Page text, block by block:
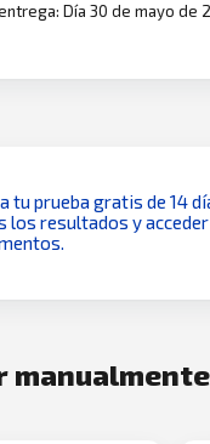
Día 30 de mayo de
tu prueba gratis de 14
los resultados y
manualmente